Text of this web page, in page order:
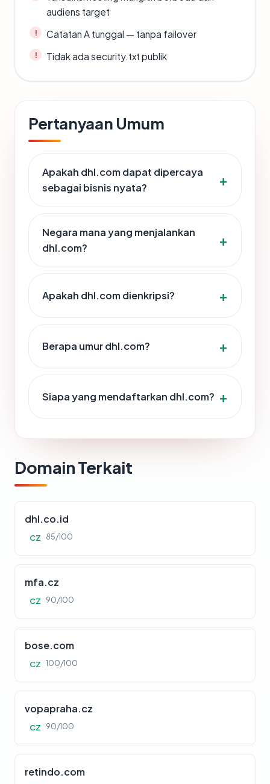
audiens target
Catatan A tunggal — tanpa failover
Tidak ada security.txt publik
Pertanyaan Umum
Apakah dhl.com dapat dipercaya
sebagai bisnis nyata?
Negara mana yang menjalankan
dhl.com?
Apakah dhl.com dienkripsi?
Berapa umur dhl.com?
Siapa yang mendaftarkan dhl.com?
Domain Terkait
dhl.co.id
CZ 85/100
mfa.cz
CZ 90/100
bose.com
CZ 100/100
vopapraha.cz
CZ 90/100
retindo.com